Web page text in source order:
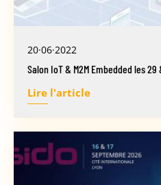
20·06·2022
Salon IoT & M2M Embedded les
Lire l'article